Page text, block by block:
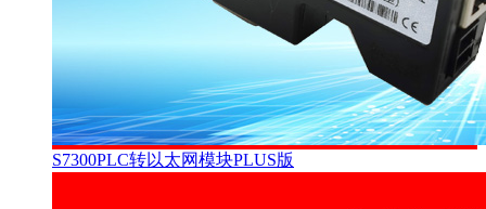
S7300PLC转以太网模块PLUS版